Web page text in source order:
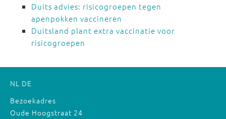
Duits advies: risicogroepen tegen
apenpokken vaccineren
Duitsland plant extra vaccinatie voor
risicogroepen
NL DE
Bezoekadres
Oude Hoogstraat 24